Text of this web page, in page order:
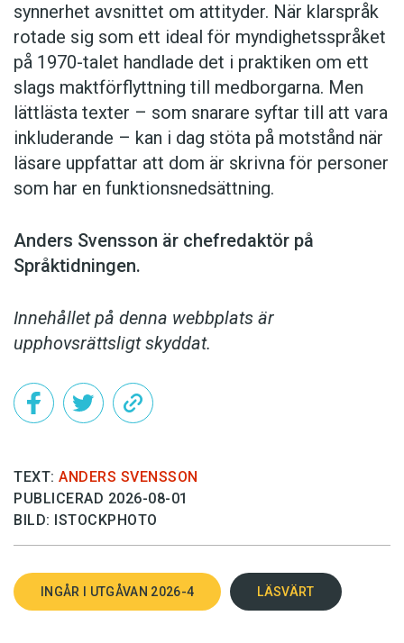
synnerhet ­avsnittet om attityder. När klar­språk
rotade sig som ett ideal för myndighetsspråket
på 1970-talet handlade det i praktiken om ett
slags maktförflyttning till medborgarna. Men
lättlästa texter – som snarare syftar till att vara
inkluderande – kan i dag stöta på motstånd när
läsare uppfattar att dom är skrivna för personer
som har en funktionsnedsättning.
Anders Svensson är chefredaktör på
Språktidningen.
Innehållet på denna webbplats är
upphovsrättsligt skyddat.
TEXT: ANDERS SVENSSON
PUBLICERAD 2026-08-01
BILD: ISTOCKPHOTO
INGÅR I UTGÅVAN 2026-4 LÄSVÄRT